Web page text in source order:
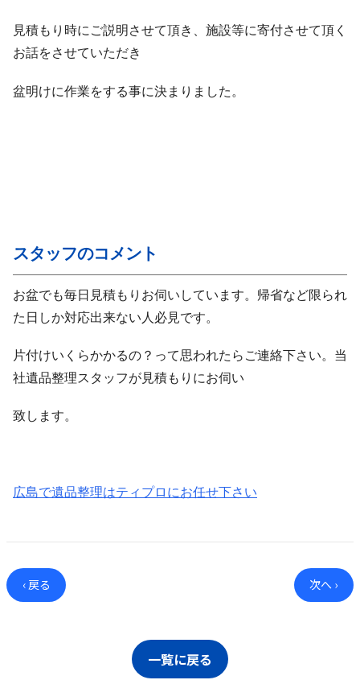
見積もり時にご説明させて頂き、施設等に寄付させて頂く
お話をさせていただき
盆明けに作業をする事に決まりました。
スタッフのコメント
お盆でも毎日見積もりお伺いしています。帰省など限られ
た日しか対応出来ない人必見です。
片付けいくらかかるの？って思われたらご連絡下さい。当
社遺品整理スタッフが見積もりにお伺い
致します。
広島で遺品整理はティプロにお任せ下さい
‹ 戻る 次へ ›
一覧に戻る